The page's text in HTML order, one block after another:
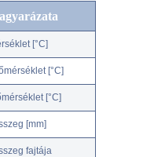
[°C]
[°C]
[°C]
[mm]
fajtája